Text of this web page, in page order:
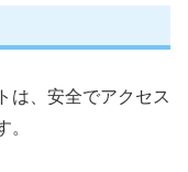
は、安全でアクセス
。